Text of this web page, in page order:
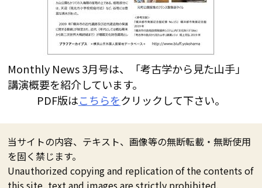
Monthly News 3月号は、「考古学から見た山手」
講演概要を紹介しています。
PDF版はこちらをクリックして下さい。
当サイトの内容、テキスト、画像等の無断転載・無断使用
を固く禁じます。
Unauthorized copying and replication of the contents of